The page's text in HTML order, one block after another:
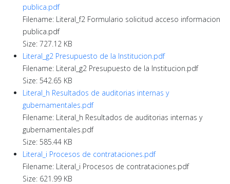
publica.pdf
Filename: Literal_f2 Formulario solicitud acceso informacion
publica.pdf
Size: 727.12 KB
Literal_g2 Presupuesto de la Institucion.pdf
Filename: Literal_g2 Presupuesto de la Institucion.pdf
Size: 542.65 KB
Literal_h Resultados de auditorias internas y
gubernamentales.pdf
Filename: Literal_h Resultados de auditorias internas y
gubernamentales.pdf
Size: 585.44 KB
Literal_i Procesos de contrataciones.pdf
Filename: Literal_i Procesos de contrataciones.pdf
Size: 621.99 KB